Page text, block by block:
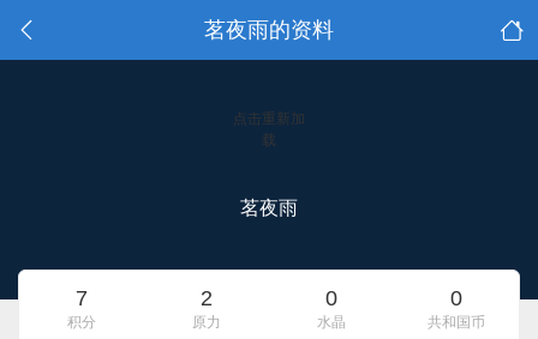
茗夜雨的资料
点击重新加
载
茗夜雨
7
积分
2
原力
0
水晶
0
共和国币